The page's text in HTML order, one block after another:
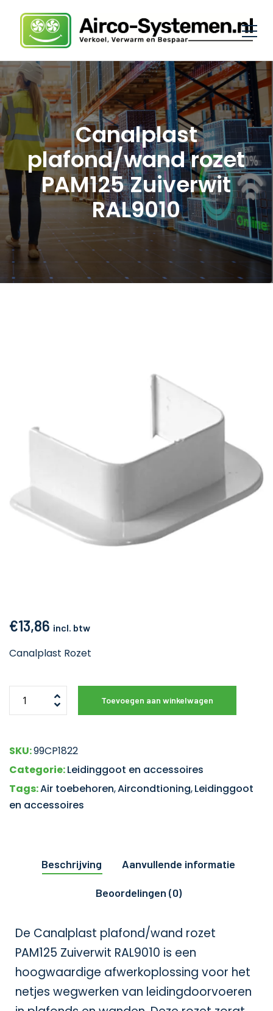
Canalplast
plafond/wand rozet
PAM125 Zuiverwit
RAL9010
€13,86 incl. btw
Canalplast Rozet
Toevoegen aan winkelwagen
SKU:99CP1822
Categorie:Leidinggoot en accessoires
Tags:Air toebehoren,Aircondtioning,Leidinggoot
en accessoires
Beschrijving Aanvullende informatie
Beoordelingen (0)
De Canalplast plafond/wand rozet
PAM125 Zuiverwit RAL9010 is een
hoogwaardige afwerkoplossing voor het
netjes wegwerken van leidingdoorvoeren